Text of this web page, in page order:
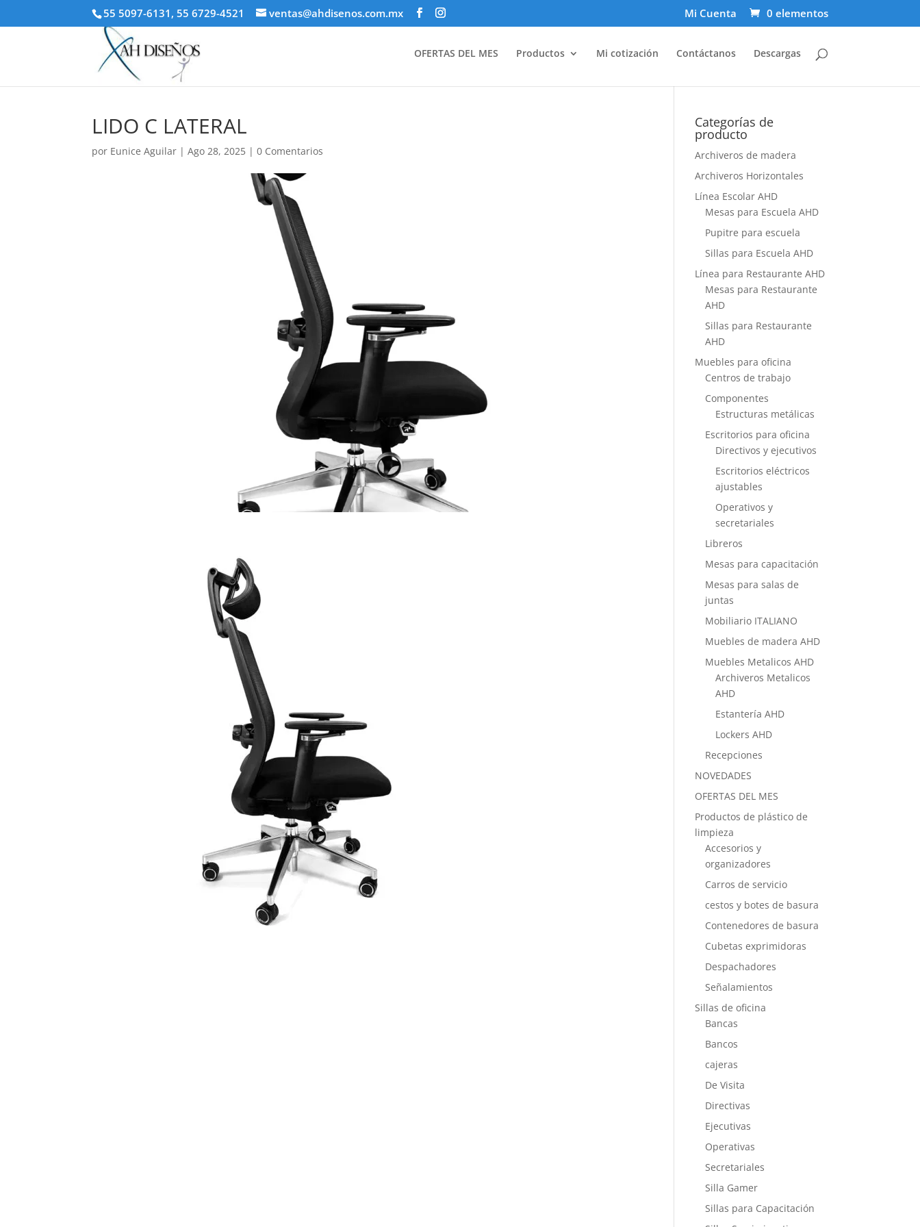
55 5097-6131, 55 6729-4521 ventas@ahdisenos.com.mx Mi Cuenta 0 elementos
OFERTAS DEL MES Productos Mi cotización Contáctanos Descargas
LIDO C LATERAL
por Eunice Aguilar |Ago 28, 2025 |0 Comentarios
Categorías de
producto
Archiveros de madera
Archiveros Horizontales
Línea Escolar AHD
Mesas para Escuela AHD
Pupitre para escuela
Sillas para Escuela AHD
Línea para Restaurante AHD
Mesas para Restaurante
AHD
Sillas para Restaurante
AHD
Muebles para oficina
Centros de trabajo
Componentes
Estructuras metálicas
Escritorios para oficina
Directivos y ejecutivos
Escritorios eléctricos
ajustables
Operativos y
secretariales
Libreros
Mesas para capacitación
Mesas para salas de
juntas
Mobiliario ITALIANO
Muebles de madera AHD
Muebles Metalicos AHD
Archiveros Metalicos
AHD
Estantería AHD
Lockers AHD
Recepciones
NOVEDADES
OFERTAS DEL MES
Productos de plástico de
limpieza
Accesorios y
organizadores
Carros de servicio
cestos y botes de basura
Contenedores de basura
Cubetas exprimidoras
Despachadores
Señalamientos
Sillas de oficina
Bancas
Bancos
cajeras
De Visita
Directivas
Ejecutivas
Operativas
Secretariales
Silla Gamer
Sillas para Capacitación